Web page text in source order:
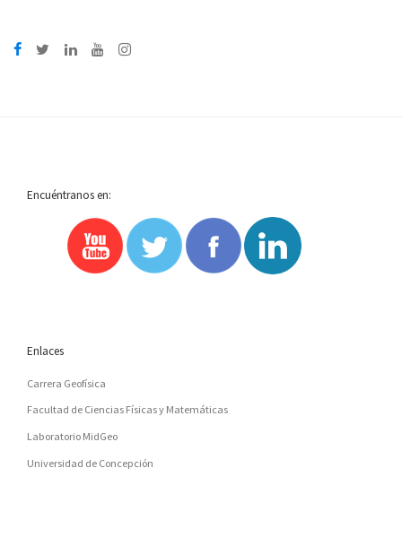
Encuéntranos en:
Enlaces
Carrera Geofísica
Facultad de Ciencias Físicas y Matemáticas
Laboratorio MidGeo
Universidad de Concepción